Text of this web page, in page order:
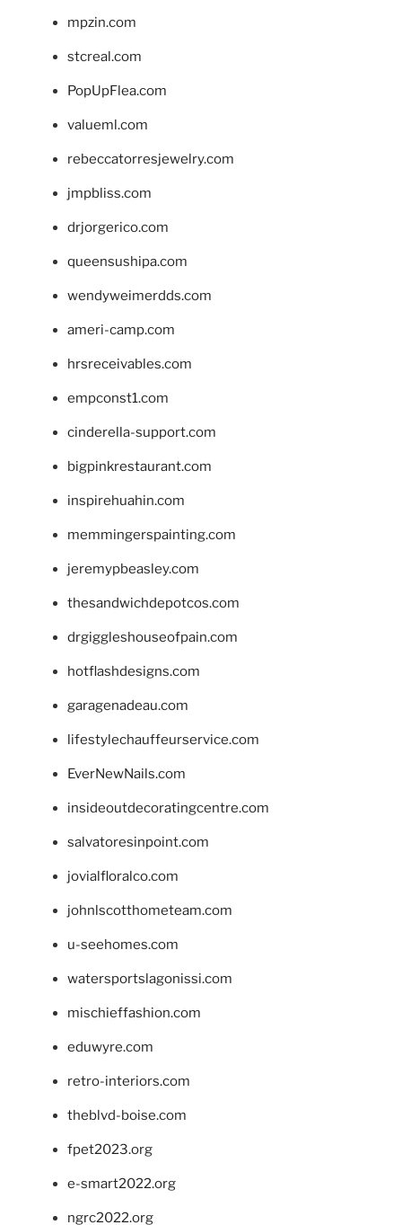
mpzin.com
stcreal.com
PopUpFlea.com
valueml.com
rebeccatorresjewelry.com
jmpbliss.com
drjorgerico.com
queensushipa.com
wendyweimerdds.com
ameri-camp.com
hrsreceivables.com
empconst1.com
cinderella-support.com
bigpinkrestaurant.com
inspirehuahin.com
memmingerspainting.com
jeremypbeasley.com
thesandwichdepotcos.com
drgiggleshouseofpain.com
hotflashdesigns.com
garagenadeau.com
lifestylechauffeurservice.com
EverNewNails.com
insideoutdecoratingcentre.com
salvatoresinpoint.com
jovialfloralco.com
johnlscotthometeam.com
u-seehomes.com
watersportslagonissi.com
mischieffashion.com
eduwyre.com
retro-interiors.com
theblvd-boise.com
fpet2023.org
e-smart2022.org
ngrc2022.org